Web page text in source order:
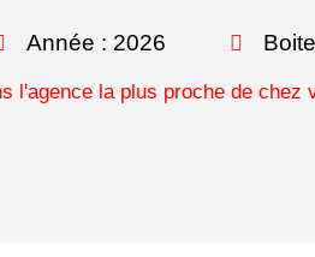
Année : 2026
l'agence la plus proche de chez